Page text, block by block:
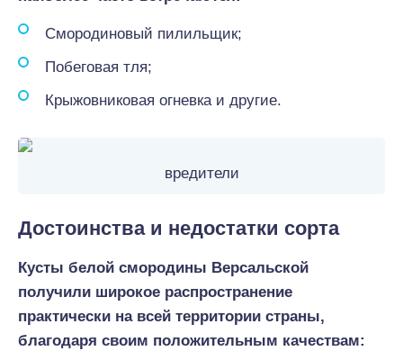
Смородиновый пилильщик;
Побеговая тля;
Крыжовниковая огневка и другие.
вредители
Достоинства и недостатки сорта
Кусты белой смородины Версальской
получили широкое распространение
практически на всей территории страны,
благодаря своим положительным качествам: